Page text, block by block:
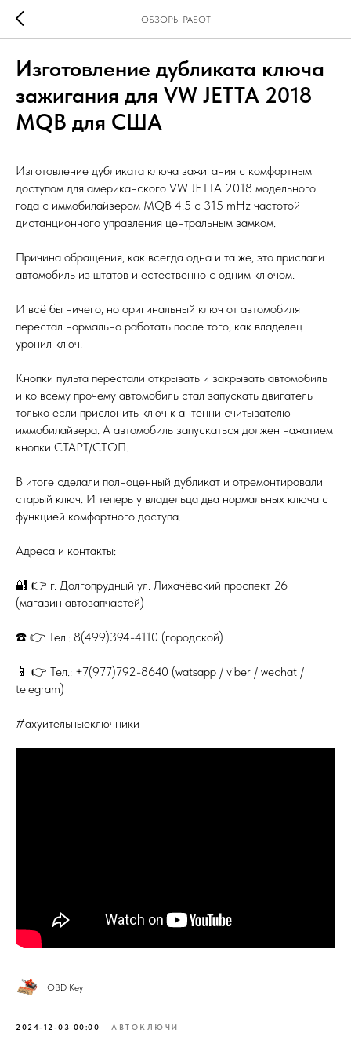
ОБЗОРЫ РАБОТ
Изготовление дубликата ключа
зажигания для VW JETTA 2018
MQB для США
Изготовление дубликата ключа зажигания с комфортным
доступом для американского VW JETTA 2018 модельного
года с иммобилайзером MQB 4.5 с 315 mHz частотой
дистанционного управления центральным замком.
Причина обращения, как всегда одна и та же, это прислали
автомобиль из штатов и естественно с одним ключом.
И всё бы ничего, но оригинальный ключ от автомобиля
перестал нормально работать после того, как владелец
уронил ключ.
Кнопки пульта перестали открывать и закрывать автомобиль
и ко всему прочему автомобиль стал запускать двигатель
только если прислонить ключ к антенни считывателю
иммобилайзера. А автомобиль запускаться должен нажатием
кнопки СТАРТ/СТОП.
В итоге сделали полноценный дубликат и отремонтировали
старый ключ. И теперь у владельца два нормальных ключа с
функцией комфортного доступа.
Адреса и контакты:
🔐 👉 г. Долгопрудный ул. Лихачёвский проспект 26
(магазин автозапчастей)
☎️ 👉 Тел.: 8(499)394-4110 (городской)
📱 👉 Тел.: +7(977)792-8640 (watsapp / viber / wechat /
telegram)
#ахуительныеключники​
OBD Key
2024-12-03 00:00 АВТОКЛЮЧИ